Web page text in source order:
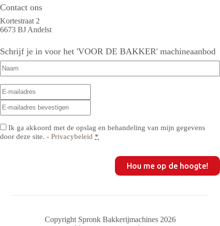
Contact ons
Kortestraat 2
6673 BJ Andelst
Schrijf je in voor het 'VOOR DE BAKKER' machineaanbod
Naam
E-
mailadres(Vereist)
Privacy(Vereist)
Ik ga akkoord met de opslag en behandeling van mijn gegevens
door deze site. - Privacybeleid *
Copyright Spronk Bakkerijmachines 2026